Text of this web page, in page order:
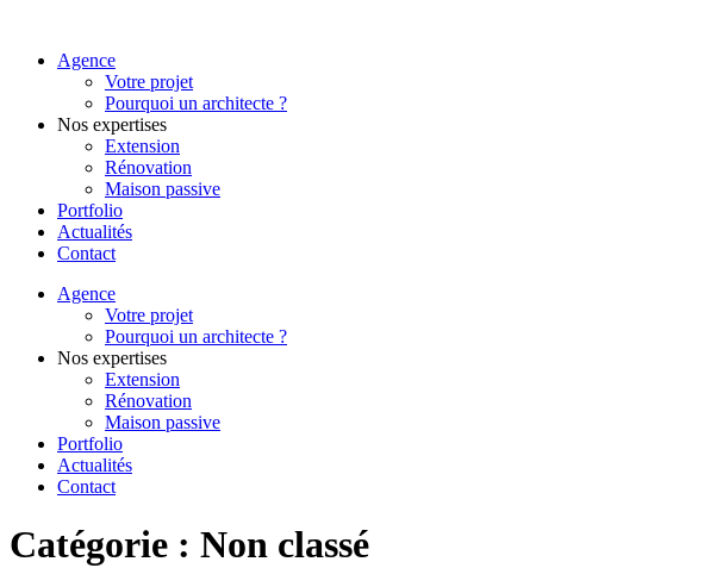
Agence
Votre projet
Pourquoi un architecte ?
Nos expertises
Extension
Rénovation
Maison passive
Portfolio
Actualités
Contact
Agence
Votre projet
Pourquoi un architecte ?
Nos expertises
Extension
Rénovation
Maison passive
Portfolio
Actualités
Contact
Catégorie : Non classé